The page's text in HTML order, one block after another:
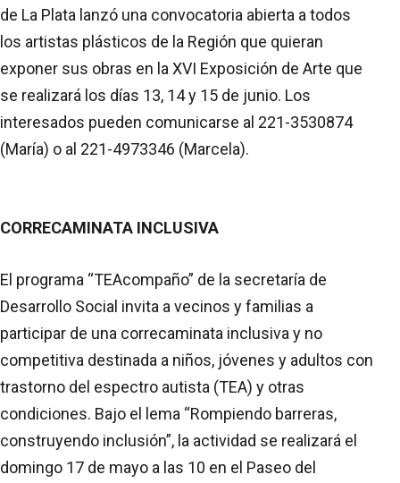
de La Plata lanzó una convocatoria abierta a todos
los artistas plásticos de la Región que quieran
exponer sus obras en la XVI Exposición de Arte que
se realizará los días 13, 14 y 15 de junio. Los
interesados pueden comunicarse al 221-3530874
(María) o al 221-4973346 (Marcela).
CORRECAMINATA INCLUSIVA
El programa “TEAcompaño” de la secretaría de
Desarrollo Social invita a vecinos y familias a
participar de una correcaminata inclusiva y no
competitiva destinada a niños, jóvenes y adultos con
trastorno del espectro autista (TEA) y otras
condiciones. Bajo el lema “Rompiendo barreras,
construyendo inclusión”, la actividad se realizará el
domingo 17 de mayo a las 10 en el Paseo del